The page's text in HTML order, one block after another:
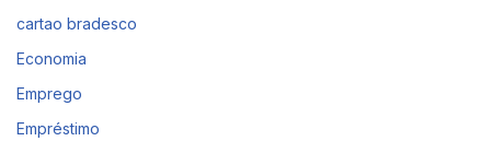
cartao bradesco
Economia
Emprego
Empréstimo